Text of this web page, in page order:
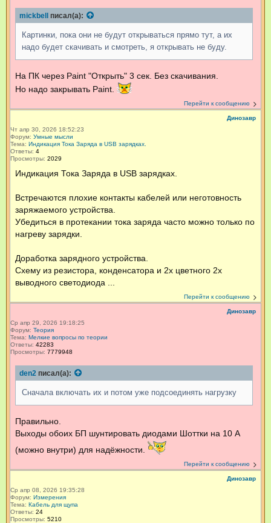
mickbell писал(а):
Картинки, пока они не будут открываться прямо тут, а их
надо будет скачивать и смотреть, я открывать не буду.
На ПК через Paint "Открыть" 3 сек. Без скачивания.
Но надо закрывать Paint.
Перейти к сообщению
Динозавр
Чт апр 30, 2026 18:52:23
Форум: Умные мысли
Тема: Индикация Тока Заряда в USB зарядках.
Ответы: 4
Просмотры: 2029
Индикация Тока Заряда в USB зарядках.
Встречаются плохие контакты кабелей или неготовность
заряжаемого устройства.
Убедиться в протекании тока заряда часто можно только по
нагреву зарядки.
Доработка зарядного устройства.
Схему из резистора, конденсатора и 2х цветного 2х
выводного светодиода ...
Перейти к сообщению
Динозавр
Ср апр 29, 2026 19:18:25
Форум: Теория
Тема: Мелкие вопросы по теории
Ответы: 42283
Просмотры: 7779948
den2 писал(а):
Сначала включать их и потом уже подсоединять нагрузку
Правильно.
Выходы обоих БП шунтировать диодами Шоттки на 10 А
(можно внутри) для надёжности.
Перейти к сообщению
Динозавр
Ср апр 08, 2026 19:35:28
Форум: Измерения
Тема: Кабель для щупа
Ответы: 24
Просмотры: 5210